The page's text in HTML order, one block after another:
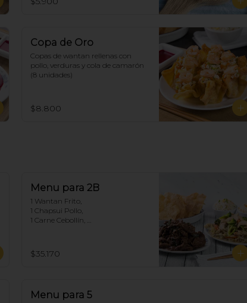
Copa de Oro
Copas de wantan rellenas con
pollo, verduras y cola de camarón
(8 unidades)
$8.800
Menu para 2B
1 Wantan Frito,
1 Chapsui Pollo,
1 Carne Cebollín,
$35.170
Menu para 5